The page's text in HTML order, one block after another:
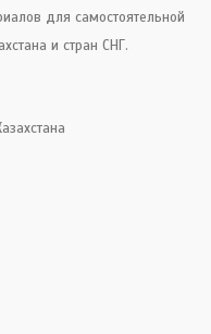
для самостоятельной
и стран СНГ.